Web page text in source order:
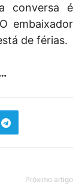
conversa é
embaixador
de férias.
Próximo artigo